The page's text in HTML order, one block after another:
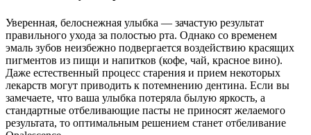
Уверенная, белоснежная улыбка — зачастую результат
правильного ухода за полостью рта. Однако со временем
эмаль зубов неизбежно подвергается воздействию красящих
пигментов из пищи и напитков (кофе, чай, красное вино).
Даже естественный процесс старения и прием некоторых
лекарств могут приводить к потемнению дентина. Если вы
замечаете, что ваша улыбка потеряла былую яркость, а
стандартные отбеливающие пасты не приносят желаемого
результата, то оптимальным решением станет отбеливание